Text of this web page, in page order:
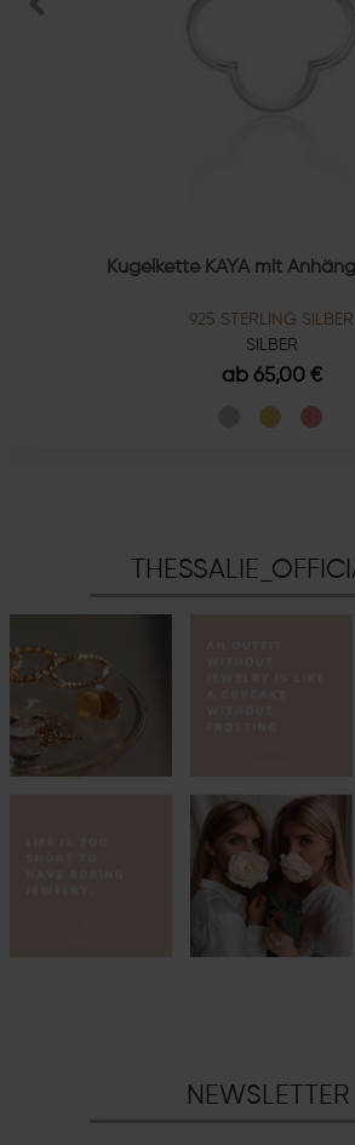
Kugelkette KAYA mit
925 STERLING SILBER
SILBER
ab 65,00 €
NEWSLETTER